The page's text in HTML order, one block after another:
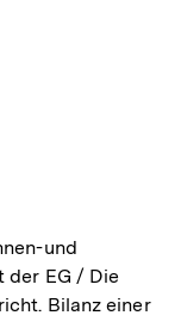
und
der EG / Die
Bilanz einer